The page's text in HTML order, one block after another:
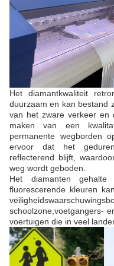
Het diamantkwaliteit
duurzaam en kan bestand
van het zware verkeer en
maken van een
permanente wegborden
ervoor dat het
reflecterend blijft,
weg wordt geboden.
Het diamanten gehalte
fluorescerende kleuren
schoolzone,voetgangers-
voertuigen die in veel